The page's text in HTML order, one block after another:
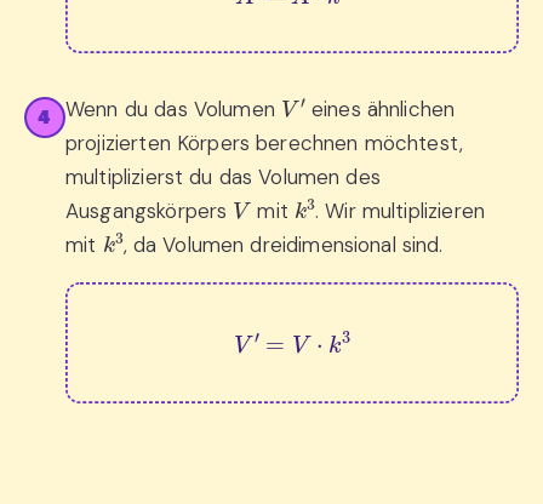
4 Wenn du das Volumen V′eines ähnlichen
projizierten Körpers berechnen möchtest,
multiplizierst du das Volumen des
Ausgangskörpers V mit k 3. Wir multiplizieren
mit k 3, da Volumen dreidimensional sind.
V V⋅k 3